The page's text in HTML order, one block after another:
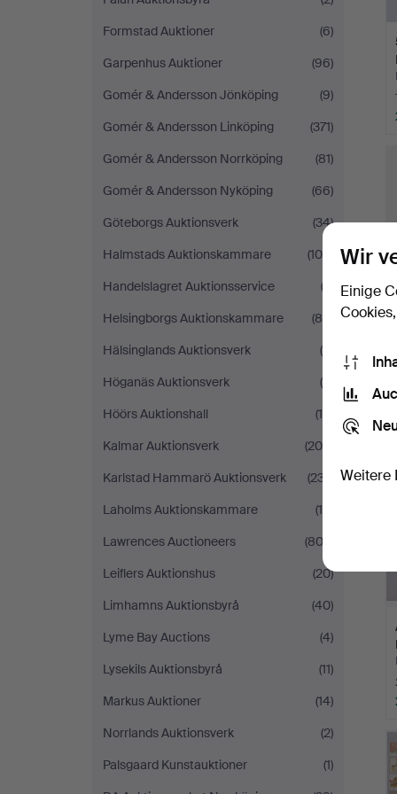
Formstad Auktioner
(6)
Garpenhus Auktioner
(96)
Gomér & Andersson Jönköping
(9)
Gomér & Andersson Linköping
(371)
Gomér & Andersson Norrköping
(81)
Gomér & Andersson Nyköping
(66)
Göteborgs Auktionsverk
(34)
Halmstads Auktionskammare
(106)
Handelslagret Auktionsservice
(3)
Helsingborgs Auktionskammare
(85)
Hälsinglands Auktionsverk
(4)
Höganäs Auktionsverk
(9)
Höörs Auktionshall
(15)
Kalmar Auktionsverk
(208)
Karlstad Hammarö Auktionsverk
(237)
Laholms Auktionskammare
(10)
Lawrences Auctioneers
(803)
Leiflers Auktionshus
(20)
Limhamns Auktionsbyrå
(40)
Lyme Bay Auctions
(4)
Lysekils Auktionsbyrå
(11)
Markus Auktioner
(14)
Norrlands Auktionsverk
(2)
Palsgaard Kunstauktioner
(1)
Wir
Einige
Weitere